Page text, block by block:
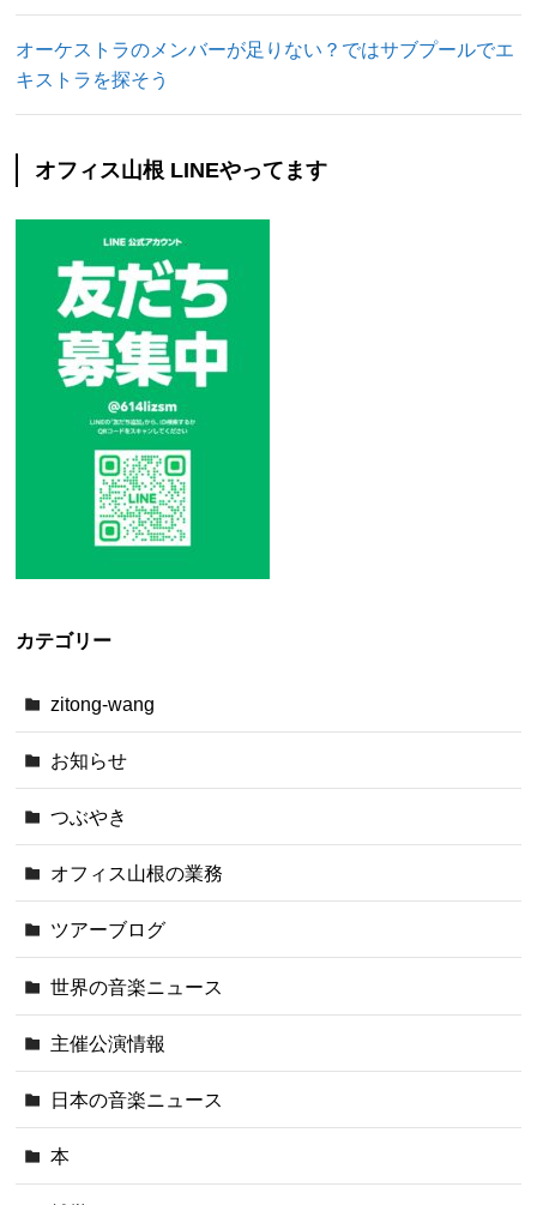
オーケストラのメンバーが足りない？ではサブプールでエ
キストラを探そう
オフィス山根 LINEやってます
カテゴリー
zitong-wang
お知らせ
つぶやき
オフィス山根の業務
ツアーブログ
世界の音楽ニュース
主催公演情報
日本の音楽ニュース
本